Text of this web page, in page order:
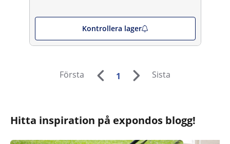
Kontrollera lager
Första 1 Sista
Hitta inspiration på expondos blogg!